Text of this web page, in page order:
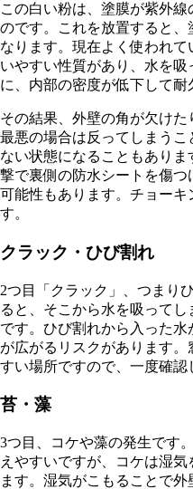
この白い粉は、塗膜が紫外
のです。これを放置すると
なります。現在よく使われ
いやすい性質があり、水を
に、内部の密度が低下して耐
その結果、外壁の角が欠けた
最悪の場合は反ってしまう
ない状態になることもあり
撃で裏側の防水シートを傷
可能性もあります。チョー
す。
クラック・ひび割れ
2つ目「クラック」、つまり
ると、そこから水を吸って
です。ひび割れから入った
が広がるリスクがあります
すい場所ですので、一度確認
苔・藻
3つ目、コケや藻の発生です
えやすいですが、コケは湿
ます。湿気がこもることで